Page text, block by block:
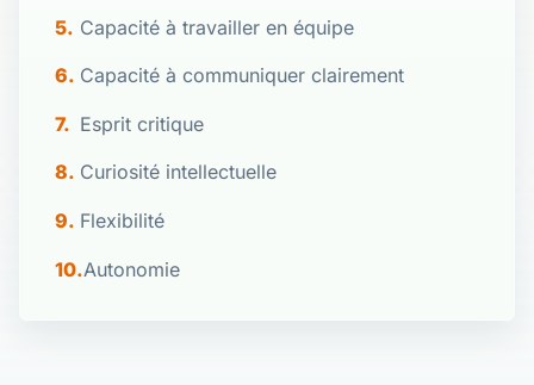
Capacité à travailler en équipe
Capacité à communiquer clairement
Esprit critique
Curiosité intellectuelle
Flexibilité
Autonomie